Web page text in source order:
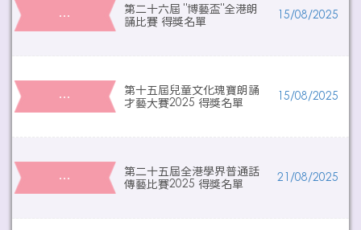
…
第二十六屆 "博藝盃"全港朗
誦比賽 得獎名單
15/08/2025
…
第十五屆兒童文化瑰寶朗誦
才藝大賽2025 得獎名單
15/08/2025
…
第二十五屆全港學界普通話
傳藝比賽2025 得獎名單
21/08/2025